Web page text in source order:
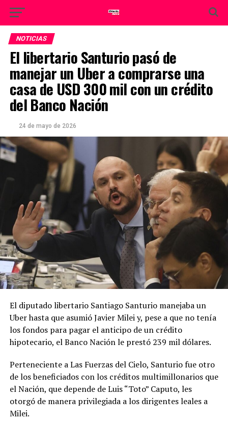
NOTICIAS
El libertario Santurio pasó de
manejar un Uber a comprarse una
casa de USD 300 mil con un crédito
del Banco Nación
24 de mayo de 2026
El diputado libertario Santiago Santurio manejaba un
Uber hasta que asumió Javier Milei y, pese a que no tenía
los fondos para pagar el anticipo de un crédito
hipotecario, el Banco Nación le prestó 239 mil dólares.
Perteneciente a Las Fuerzas del Cielo, Santurio fue otro
de los beneficiados con los créditos multimillonarios que
el Nación, que depende de Luis “Toto” Caputo, les
otorgó de manera privilegiada a los dirigentes leales a
Milei.